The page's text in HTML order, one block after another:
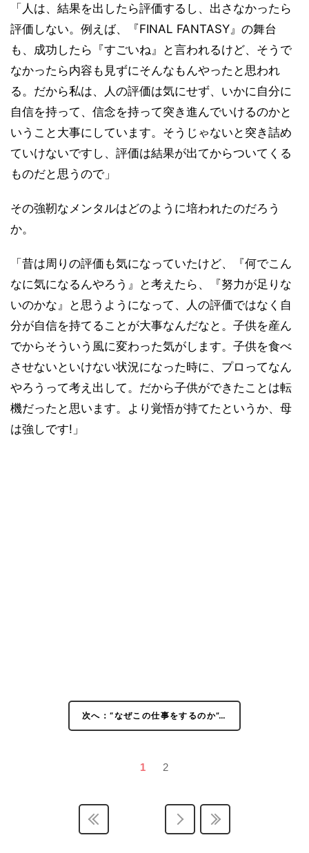
「人は、結果を出したら評価するし、出さなかったら
評価しない。例えば、『FINAL FANTASY』の舞台
も、成功したら『すごいね』と言われるけど、そうで
なかったら内容も見ずにそんなもんやったと思われ
る。だから私は、人の評価は気にせず、いかに自分に
自信を持って、信念を持って突き進んでいけるのかと
いうこと大事にしています。そうじゃないと突き詰め
ていけないですし、評価は結果が出てからついてくる
ものだと思うので」
その強靭なメンタルはどのように培われたのだろう
か。
「昔は周りの評価も気になっていたけど、『何でこん
なに気になるんやろう』と考えたら、『努力が足りな
いのかな』と思うようになって、人の評価ではなく自
分が自信を持てることが大事なんだなと。子供を産ん
でからそういう風に変わった気がします。子供を食べ
させないといけない状況になった時に、プロってなん
やろうって考え出して。だから子供ができたことは転
機だったと思います。より覚悟が持てたというか、母
は強しです!」
次へ：“なぜこの仕事をするのか”…
1 2